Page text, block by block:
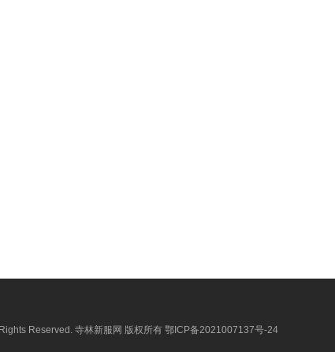
Reserved. 寺林新服网 版权所有 鄂ICP备2021007137号-24